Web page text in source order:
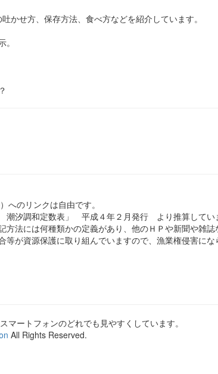
かせ方、保存方法、食べ方などを紹介しています。
のリンクは自由です。
汐調和定数表」 平成４年２月発行 より推算していま
法には何種類かの定義があり、他のＨＰや新聞や雑誌
が資源保護に取り組んでいますので、漁業権侵害に
マートフォンのどれでも見やすくしています。
All Rights Reserved.